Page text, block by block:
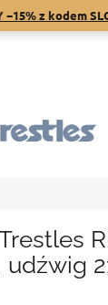
−15% z kodem